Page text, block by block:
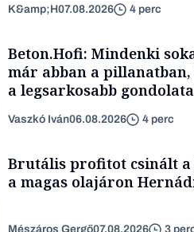
K&amp;H07.08.2026 4 perc
Beton.Hofi: Mindenki
már abban a pillanatban,
a legsarkosabb
Vaszkó Iván06.08.2026 4 perc
Brutális profitot csinált
a magas olajáron
Mészáros Gergő07.08.2026 3